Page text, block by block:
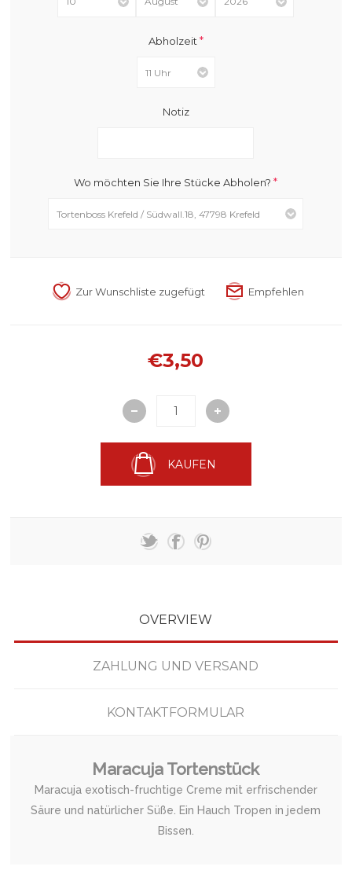
Abholzeit *
Notiz
Wo möchten Sie Ihre Stücke Abholen?*
€3,50
KAUFEN
OVERVIEW
ZAHLUNG UND VERSAND
KONTAKTFORMULAR
Maracuja Tortenstück
Maracuja exotisch-fruchtige Creme mit erfrischender
Säure und natürlicher Süße. Ein Hauch Tropen in jedem
Bissen.